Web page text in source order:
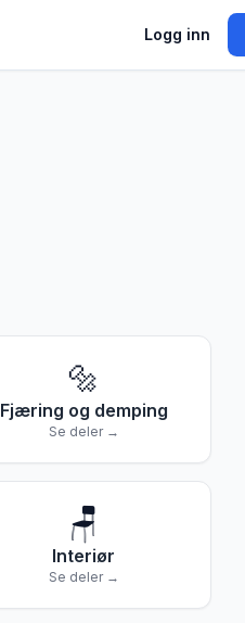
Logg inn
🔩
Fjæring og demping
Se deler →
🪑
Interiør
Se deler →